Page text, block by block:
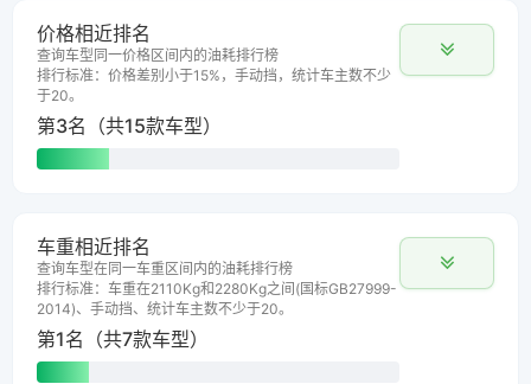
价格相近排名
查询车型同一价格区间内的油耗排行榜
排行标准：价格差别小于15%，手动挡，统计车主数不少
于20。
第3名（共15款车型）
车重相近排名
查询车型在同一车重区间内的油耗排行榜
排行标准：车重在2110Kg和2280Kg之间(国标GB27999-
2014)、手动挡、统计车主数不少于20。
第1名（共7款车型）